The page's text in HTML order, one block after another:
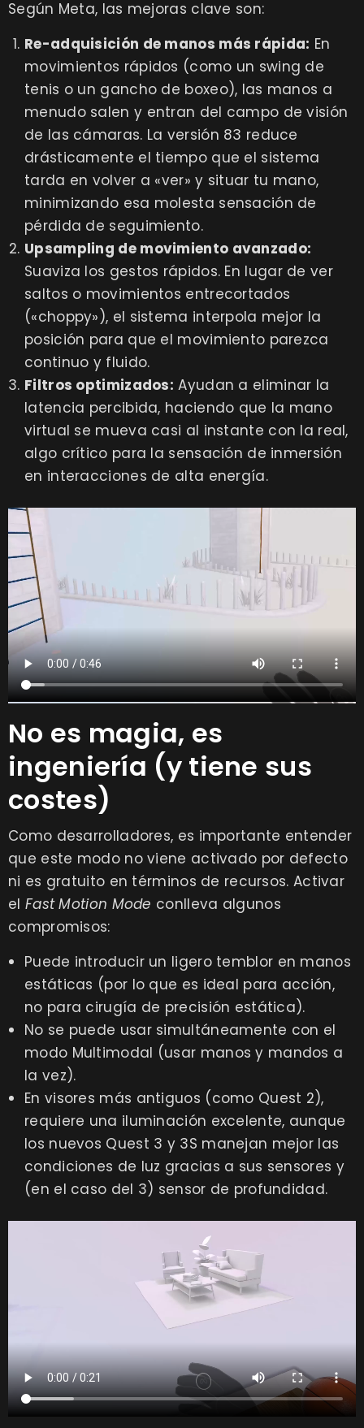
Según Meta, las mejoras clave son:
Re-adquisición de manos más rápida: En
movimientos rápidos (como un swing de
tenis o un gancho de boxeo), las manos a
menudo salen y entran del campo de visión
de las cámaras. La versión 83 reduce
drásticamente el tiempo que el sistema
tarda en volver a «ver» y situar tu mano,
minimizando esa molesta sensación de
pérdida de seguimiento.
Upsampling de movimiento avanzado:
Suaviza los gestos rápidos. En lugar de ver
saltos o movimientos entrecortados
(«choppy»), el sistema interpola mejor la
posición para que el movimiento parezca
continuo y fluido.
Filtros optimizados: Ayudan a eliminar la
latencia percibida, haciendo que la mano
virtual se mueva casi al instante con la real,
algo crítico para la sensación de inmersión
en interacciones de alta energía.
No es magia, es
ingeniería (y tiene sus
costes)
Como desarrolladores, es importante entender
que este modo no viene activado por defecto
ni es gratuito en términos de recursos. Activar
el Fast Motion Mode conlleva algunos
compromisos:
Puede introducir un ligero temblor en manos
estáticas (por lo que es ideal para acción,
no para cirugía de precisión estática).
No se puede usar simultáneamente con el
modo Multimodal (usar manos y mandos a
la vez).
En visores más antiguos (como Quest 2),
requiere una iluminación excelente, aunque
los nuevos Quest 3 y 3S manejan mejor las
condiciones de luz gracias a sus sensores y
(en el caso del 3) sensor de profundidad.